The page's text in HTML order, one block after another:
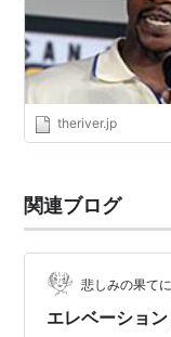
3）（2003-
8 Mile（2002
theriver.jp
関連ブログ
悲しみの果て
エレベーショ